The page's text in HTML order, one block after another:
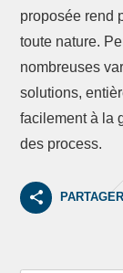
proposée rend
toute nature.
nombreuses
solutions,
facilement à la
des process.
PARTAGER